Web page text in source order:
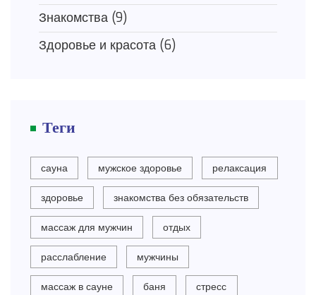
Знакомства (9)
Здоровье и красота (6)
Теги
сауна мужское здоровье релаксация
здоровье знакомства без обязательств
массаж для мужчин отдых
расслабление мужчины
массаж в сауне баня стресс